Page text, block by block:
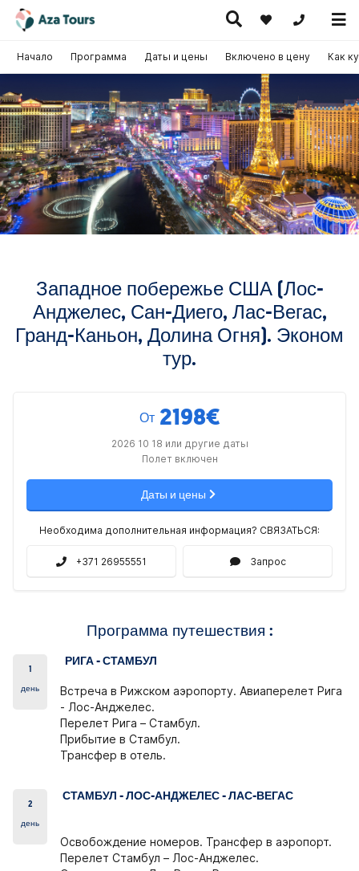
+371
Путешествие
по Европе
(на
самолете)
Круизы
Горячие
предложения
Западное побережье США (Лос-
Анджелес, Сан-Диего, Лас-Вегас,
Гранд-Каньон, Долина Огня). Эконом
тур.
Начало Программа Даты и цены Включено в цену Как
От 2198€
2026 10 18 или другие даты
Полет включен
Даты и цены
Необходима дополнительная информация? СВЯЗАТЬСЯ:
+371 26955551 Запрос
Программа путешествия :
1
день
РИГА - СТАМБУЛ
Встреча в Рижском аэропорту. Авиаперелет Рига
- Лос-Анджелес.
Перелет Рига – Стамбул.
Прибытие в Стамбул.
Трансфер в отель.
2
день
СТАМБУЛ - ЛОС-АНДЖЕЛЕС - ЛАС-ВЕГАС
Освобождение номеров. Трансфер в аэропорт.
Перелет Стамбул – Лос-Анджелеc.